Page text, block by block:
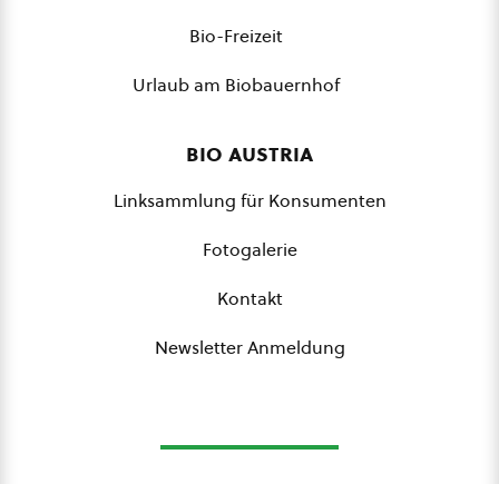
Bio-Freizeit
Urlaub am Biobauernhof
bio austria
Linksammlung für Konsumenten
Fotogalerie
Kontakt
Newsletter Anmeldung